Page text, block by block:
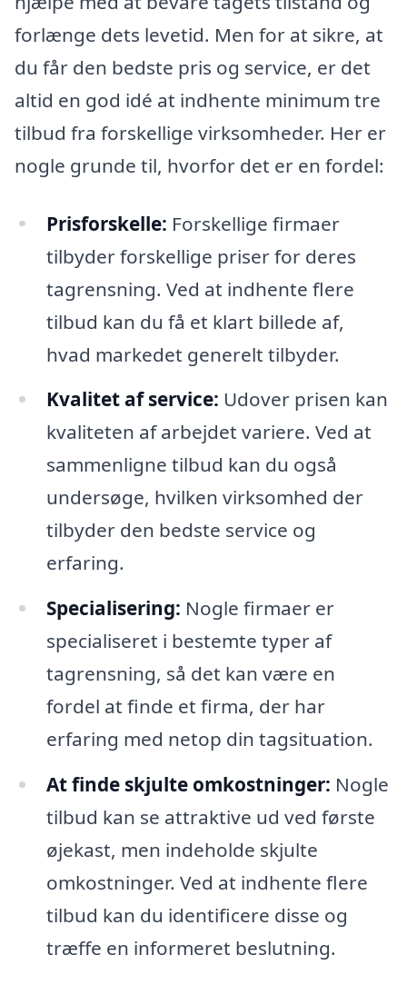
forlænge dets levetid. Men for at sikre, at
du får den bedste pris og service, er det
altid en god idé at indhente minimum tre
tilbud fra forskellige virksomheder. Her er
nogle grunde til, hvorfor det er en fordel:
Prisforskelle: Forskellige firmaer
tilbyder forskellige priser for deres
tagrensning. Ved at indhente flere
tilbud kan du få et klart billede af,
hvad markedet generelt tilbyder.
Kvalitet af service: Udover prisen kan
kvaliteten af arbejdet variere. Ved at
sammenligne tilbud kan du også
undersøge, hvilken virksomhed der
tilbyder den bedste service og
erfaring.
Specialisering: Nogle firmaer er
specialiseret i bestemte typer af
tagrensning, så det kan være en
fordel at finde et firma, der har
erfaring med netop din tagsituation.
At finde skjulte omkostninger: Nogle
tilbud kan se attraktive ud ved første
øjekast, men indeholde skjulte
omkostninger. Ved at indhente flere
tilbud kan du identificere disse og
træffe en informeret beslutning.